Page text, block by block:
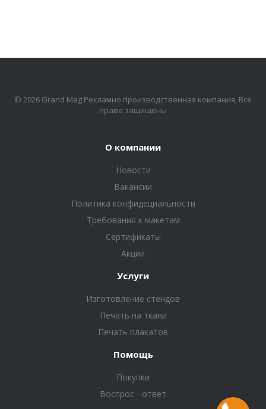
© 2026 Grand Mag Рекламно производственная компания, Все
права защищены
О компании
Новости
Вакансии
Политика конфидециальности
Требования к макетам
Сертификаты
Акции
Услуги
Изготовление стендов
Печать на ткани
Печать плакатов
Помощь
Покупки
Воспрос - ответ